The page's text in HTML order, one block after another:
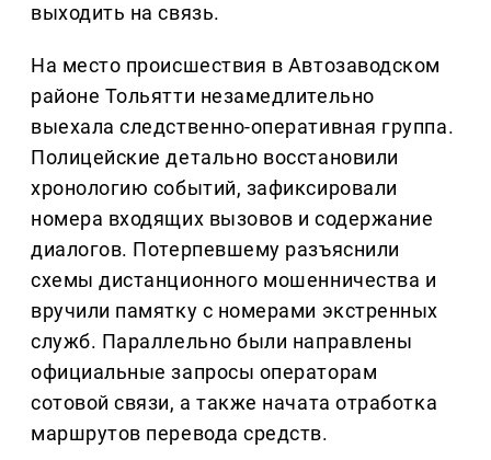
выходить на связь.
На место происшествия в Автозаводском
районе Тольятти незамедлительно
выехала следственно-оперативная группа.
Полицейские детально восстановили
хронологию событий, зафиксировали
номера входящих вызовов и содержание
диалогов. Потерпевшему разъяснили
схемы дистанционного мошенничества и
вручили памятку с номерами экстренных
служб. Параллельно были направлены
официальные запросы операторам
сотовой связи, а также начата отработка
маршрутов перевода средств.